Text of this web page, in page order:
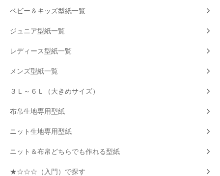
ベビー＆キッズ型紙一覧
ジュニア型紙一覧
レディース型紙一覧
メンズ型紙一覧
３Ｌ～６Ｌ（大きめサイズ）
布帛生地専用型紙
ニット生地専用型紙
ニット＆布帛どちらでも作れる型紙
★☆☆☆（入門）で探す